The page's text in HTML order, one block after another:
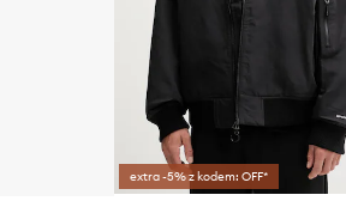
extra -5% z kodem: OFF*